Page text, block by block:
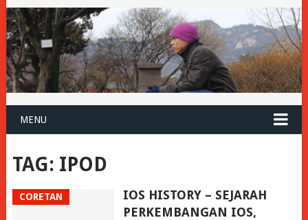
MENU
TAG: IPOD
CORETAN
IOS HISTORY – SEJARAH
PERKEMBANGAN IOS,